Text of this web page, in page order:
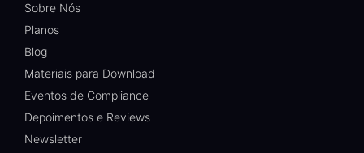
Sobre Nós
Planos
Blog
Materiais para Download
Eventos de Compliance
Depoimentos e Reviews
Newsletter